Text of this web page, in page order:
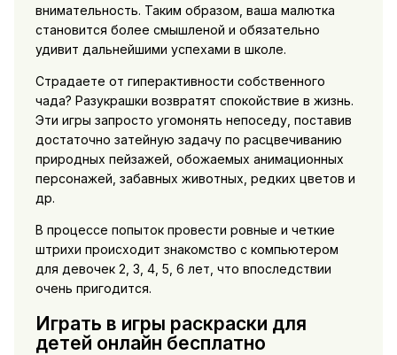
внимательность. Таким образом, ваша малютка
становится более смышленой и обязательно
удивит дальнейшими успехами в школе.
Страдаете от гиперактивности собственного
чада? Разукрашки возвратят спокойствие в жизнь.
Эти игры запросто угомонять непоседу, поставив
достаточно затейную задачу по расцвечиванию
природных пейзажей, обожаемых анимационных
персонажей, забавных животных, редких цветов и
др.
В процессе попыток провести ровные и четкие
штрихи происходит знакомство с компьютером
для девочек 2, 3, 4, 5, 6 лет, что впоследствии
очень пригодится.
Играть в игры раскраски для
детей онлайн бесплатно